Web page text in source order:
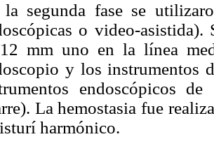
segunda fase se
o video-
mm uno en la línea
y los instrumentos
endoscópicos
La hemostasia fue
harmónico.